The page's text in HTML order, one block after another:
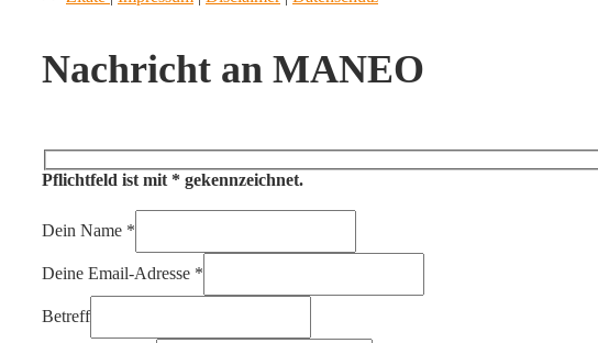
Nachricht an MANEO
Pflichtfeld ist mit * gekennzeichnet.
Dein Name *
Deine Email-Adresse *
Betreff